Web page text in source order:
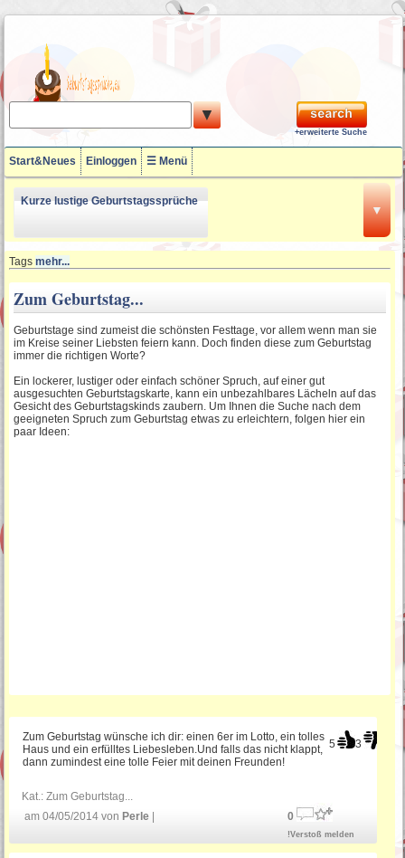
▼
+erweiterte Suche
Start&Neues Einloggen ☰ Menü
▼
Kurze lustige Geburtstagssprüche
18 Geburtstagssprüche
50ten
60. Geburtstagssprüche
SMS Geburtstagssprüche
Sprüche für Einladungskarten
Geburtstag
Tagsmehr...
Zum Geburtstag...
Geburtstage sind zumeist die schönsten Festtage, vor allem wenn man sie
im Kreise seiner Liebsten feiern kann. Doch finden diese zum Geburtstag
immer die richtigen Worte?
Ein lockerer, lustiger oder einfach schöner Spruch, auf einer gut
ausgesuchten Geburtstagskarte, kann ein unbezahlbares Lächeln auf das
Gesicht des Geburtstagskinds zaubern. Um Ihnen die Suche nach dem
geeigneten Spruch zum Geburtstag etwas zu erleichtern, folgen hier ein
paar Ideen:
5 3
Zum Geburtstag wünsche ich dir: einen 6er im Lotto, ein tolles
Haus und ein erfülltes Liebesleben.Und falls das nicht klappt,
dann zumindest eine tolle Feier mit deinen Freunden!
Kat.:Zum Geburtstag...
am 04/05/2014 von Perle 0
!Verstoß melden